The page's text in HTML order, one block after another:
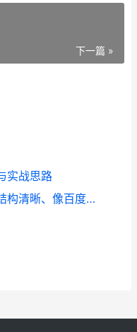
下一篇 »
实战思路
我懂玩家想要的一个有噱头、结构清晰、像百度经验那样好读的长文。不过这里得先踩个刹车：